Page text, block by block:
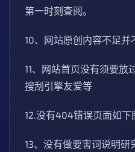
第一时刻查阅。
10、网站原创内容不足并
11、网站首页没有须要
搜刮引擎友爱等
12.没有404错误页面如下
13、没有做要害词说明研